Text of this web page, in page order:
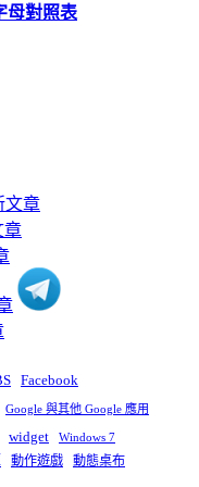
母對照表
Facebook
Google 與其他 Google 應用
widget Windows 7
動作遊戲 動態桌布